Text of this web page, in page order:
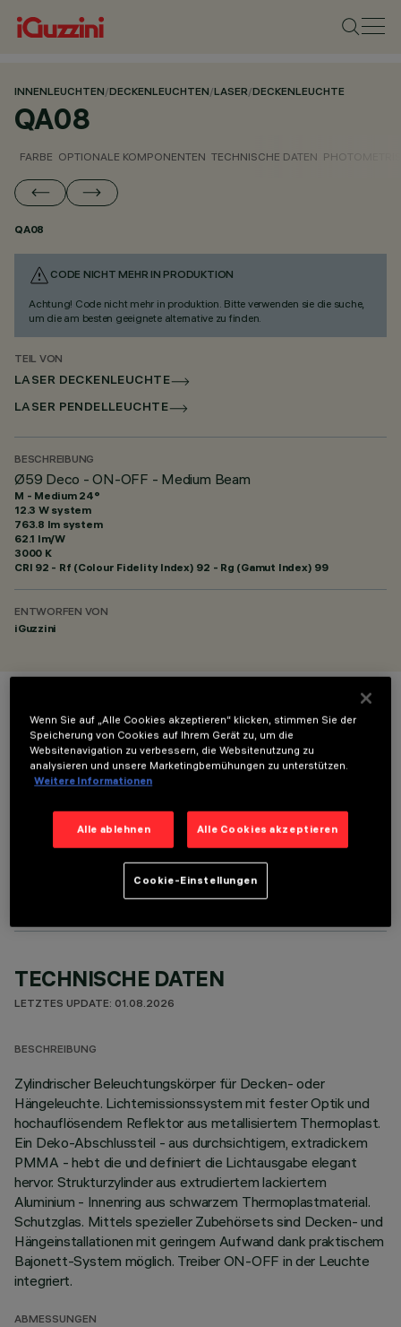
INNENLEUCHTEN/DECKENLEUCHTEN/LASER/DECKENLEUCHTE
QA08
FARBE OPTIONALE KOMPONENTEN TECHNISCHE DATEN
QA08
CODE NICHT MEHR IN PRODUKTION
Achtung! Code nicht mehr in produktion. Bitte verwenden sie die suche,
um die am besten geeignete alternative zu finden.
TEIL VON
LASER DECKENLEUCHTE
LASER PENDELLEUCHTE
BESCHREIBUNG
Ø59 Deco - ON-OFF - Medium Beam
M - Medium 24°
12.3 W system
763.8 lm system
62.1 lm/W
3000 K
CRI 92 - Rf (Colour Fidelity Index) 92 - Rg (Gamut Index) 99
ENTWORFEN VON
iGuzzini
FARBE
OPTIONALE KOMPONENTEN
TECHNISCHE DATEN
LETZTES UPDATE: 01.08.2026
BESCHREIBUNG
Zylindrischer Beleuchtungskörper für Decken- oder
Hängeleuchte. Lichtemissionssystem mit fester Optik und
hochauflösendem Reflektor aus metallisiertem Thermoplast.
Ein Deko-Abschlussteil - aus durchsichtigem, extradickem
PMMA - hebt die und definiert die Lichtausgabe elegant
hervor. Strukturzylinder aus extrudiertem lackiertem
Aluminium - Innenring aus schwarzem Thermoplastmaterial.
Schutzglas. Mittels spezieller Zubehörsets sind Decken- und
Hängeinstallationen mit geringem Aufwand dank praktischem
Bajonett-System möglich. Treiber ON-OFF in der Leuchte
integriert.
ABMESSUNGEN
Wenn Sie auf „Alle Cookies akzeptieren“ klicken, stimmen Sie der
Speicherung von Cookies auf Ihrem Gerät zu, um die
Websitenavigation zu verbessern, die Websitenutzung zu
analysieren und unsere Marketingbemühungen zu unterstützen.
Weitere Informationen
Alle ablehnen Alle Cookies akzeptieren
Cookie-Einstellungen